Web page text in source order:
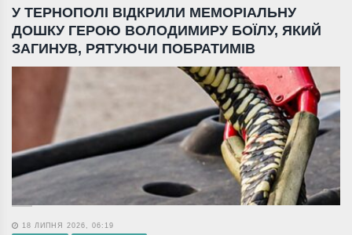
У ТЕРНОПОЛІ ВІДКРИЛИ МЕМОРІАЛЬНУ
ДОШКУ ГЕРОЮ ВОЛОДИМИРУ БОЇЛУ, ЯКИЙ
ЗАГИНУВ, РЯТУЮЧИ ПОБРАТИМІВ
18 ЛИПНЯ 2026, 06:19